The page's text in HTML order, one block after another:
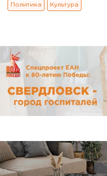
Политика Культура